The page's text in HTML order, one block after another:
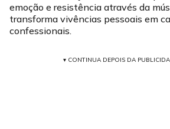
emoção e resistência através da
transforma vivências pessoais em
confessionais.
▾ CONTINUA DEPOIS DA